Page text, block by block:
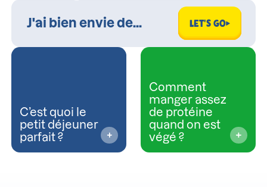
LET'S GO
C’est quoi le
petit déjeuner
parfait ?
Comment
manger assez
de protéine
quand on est
végé ?